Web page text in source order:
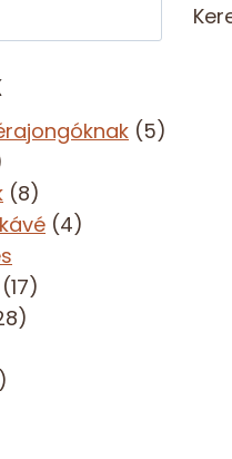
(5)
(8)
(4)
(17)